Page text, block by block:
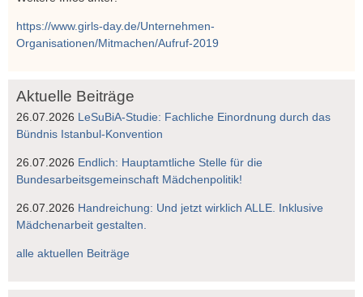
https://www.girls-day.de/Unternehmen-
Organisationen/Mitmachen/Aufruf-2019
Aktuelle Beiträge
26.07.2026 LeSuBiA-Studie: Fachliche Einordnung durch das
Bündnis Istanbul-Konvention
26.07.2026 Endlich: Hauptamtliche Stelle für die
Bundesarbeitsgemeinschaft Mädchenpolitik!
26.07.2026 Handreichung: Und jetzt wirklich ALLE. Inklusive
Mädchenarbeit gestalten.
alle aktuellen Beiträge